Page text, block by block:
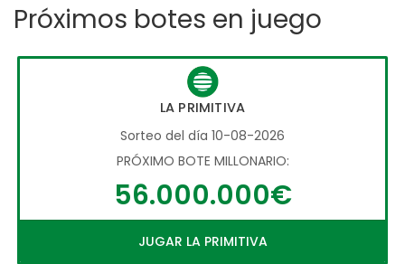
Próximos botes en juego
LA PRIMITIVA
Sorteo del día 10-08-2026
PRÓXIMO BOTE MILLONARIO:
56.000.000€
JUGAR LA PRIMITIVA